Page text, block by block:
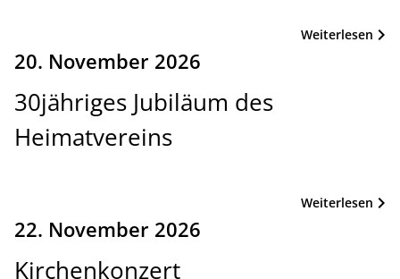
Weiterlesen
20. November 2026
30jähriges Jubiläum des
Heimatvereins
Weiterlesen
22. November 2026
Kirchenkonzert